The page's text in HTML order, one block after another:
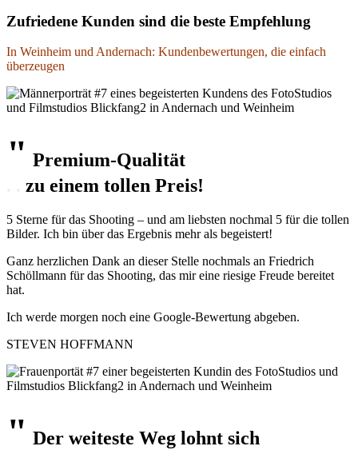
Zufriedene Kunden sind die beste Empfehlung
In Weinheim und Andernach: Kundenbewertungen, die einfach
überzeugen
" Premium-Qualität
zu einem tollen Preis!
5 Sterne für das Shooting – und am liebsten nochmal 5 für die tollen
Bilder. Ich bin über das Ergebnis mehr als begeistert!
Ganz herzlichen Dank an dieser Stelle nochmals an Friedrich
Schöllmann für das Shooting, das mir eine riesige Freude bereitet
hat.
Ich werde morgen noch eine Google-Bewertung abgeben.
STEVEN HOFFMANN
" Der weiteste Weg lohnt sich